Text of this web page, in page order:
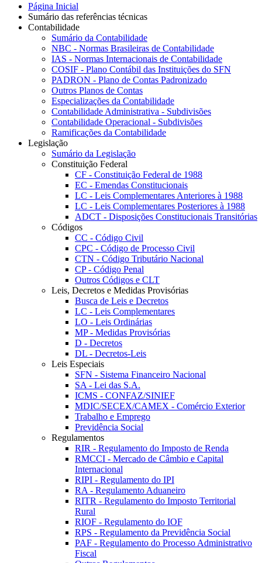
Página Inicial
Sumário das referências técnicas
Contabilidade
Sumário da Contabilidade
NBC - Normas Brasileiras de Contabilidade
IAS - Normas Internacionais de Contabilidade
COSIF - Plano Contábil das Instituições do SFN
PADRON - Plano de Contas Padronizado
Outros Planos de Contas
Especializações da Contabilidade
Contabilidade Administrativa - Subdivisões
Contabilidade Operacional - Subdivisões
Ramificações da Contabilidade
Legislação
Sumário da Legislação
Constituição Federal
CF - Constituição Federal de 1988
EC - Emendas Constitucionais
LC - Leis Complementares Anteriores à 1988
LC - Leis Complementares Posteriores à 1988
ADCT - Disposições Constitucionais Transitórias
Códigos
CC - Código Civil
CPC - Código de Processo Civil
CTN - Código Tributário Nacional
CP - Código Penal
Outros Códigos e CLT
Leis, Decretos e Medidas Provisórias
Busca de Leis e Decretos
LC - Leis Complementares
LO - Leis Ordinárias
MP - Medidas Provisórias
D - Decretos
DL - Decretos-Leis
Leis Especiais
SFN - Sistema Financeiro Nacional
SA - Lei das S.A.
ICMS - CONFAZ/SINIEF
MDIC/SECEX/CAMEX - Comércio Exterior
Trabalho e Emprego
Previdência Social
Regulamentos
RIR - Regulamento do Imposto de Renda
RMCCI - Mercado de Câmbio e Capital
Internacional
RIPI - Regulamento do IPI
RA - Regulamento Aduaneiro
RITR - Regulamento do Imposto Territorial
Rural
RIOF - Regulamento do IOF
RPS - Regulamento da Previdência Social
PAF - Regulamento do Processo Administrativo
Fiscal